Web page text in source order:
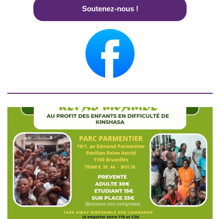
Soutenez-nous !